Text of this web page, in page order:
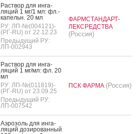
Рас­твор для ин­га­
ляций 1 мг/1 мл: фл.-
ка­пельн. 20 мл
РУ: ЛП-№(004121)-
(РГ-RU) от 22.12.23
Предыдущий РУ:
ЛП-002943
ФАРМСТАНДАРТ-
ЛЕКСРЕДСТВА
(Россия)
Рас­твор для ин­га­
ляций 1 мг/мл: фл. 20
мл
РУ: ЛП-№(011819)-
(РГ-RU) от 23.09.25
Предыдущий РУ:
ЛП-007542
ПСК ФАРМА (Россия)
А­эро­золь для ин­га­
ляций до­зиро­ван­ный